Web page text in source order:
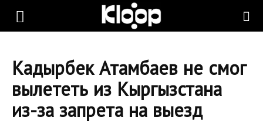
KLOOP.KG
Новости
Кадырбек Атамбаев не смог
вылететь из Кыргызстана
из-за запрета на выезд